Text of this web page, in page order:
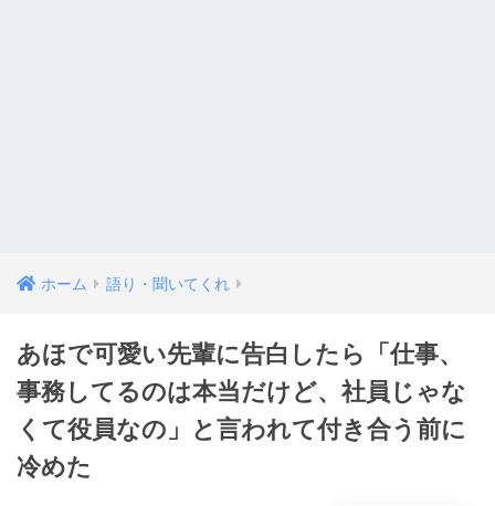
ホーム 語り・聞いてくれ
あほで可愛い先輩に告白したら「仕事、
事務してるのは本当だけど、社員じゃな
くて役員なの」と言われて付き合う前に
冷めた